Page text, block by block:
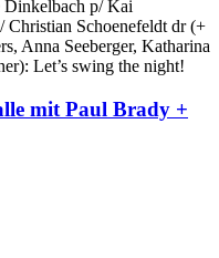
Dinkelbach p/ Kai
Christian Schoenefeldt dr (+
Anna Seeberger, Katharina
Let’s swing the night!
mit Paul Brady +